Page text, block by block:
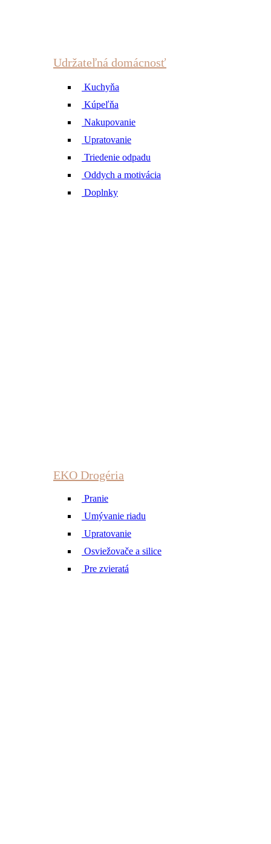
Udržateľná domácnosť
Kuchyňa
Kúpeľňa
Nakupovanie
Upratovanie
Triedenie odpadu
Oddych a motivácia
Doplnky
EKO Drogéria
Pranie
Umývanie riadu
Upratovanie
Osviežovače a silice
Pre zvieratá